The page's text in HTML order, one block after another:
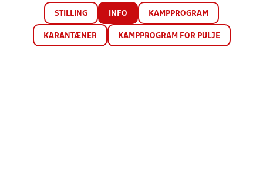
STILLING INFO KAMPPROGRAM
KARANTÆNER KAMPPROGRAM FOR PULJE